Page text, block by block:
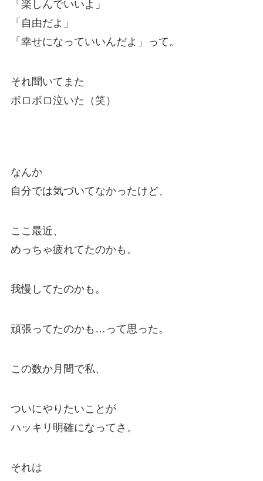
「楽しんでいいよ」
「自由だよ」
「幸せになっていいんだよ」って。
それ聞いてまた
ボロボロ泣いた（笑）
なんか
自分では気づいてなかったけど、
ここ最近、
めっちゃ疲れてたのかも。
我慢してたのかも。
頑張ってたのかも…って思った。
この数か月間で私、
ついにやりたいことが
ハッキリ明確になってさ。
それは